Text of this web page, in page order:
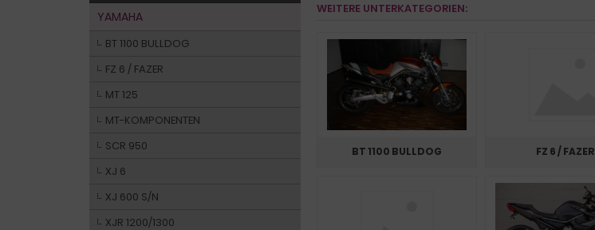
WEITERE UNTERKATEGORIEN:
BT 1100 BULLDOG FZ 6 / FAZER
YAMAHA
BT 1100 BULLDOG
FZ 6 / FAZER
MT 125
MT-KOMPONENTEN
SCR 950
XJ 6
XJ 600 S/N
XJR 1200/1300